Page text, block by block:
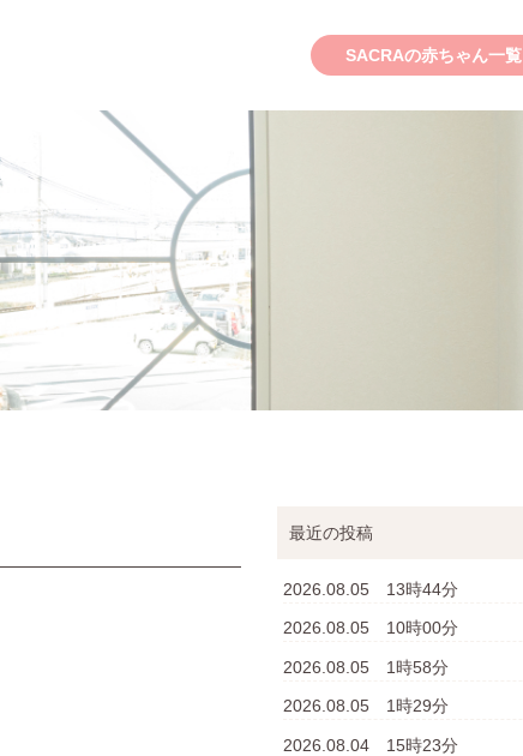
SACRAの赤ちゃん一覧
最近の投稿
2026.08.05 13時44分
2026.08.05 10時00分
2026.08.05 1時58分
2026.08.05 1時29分
2026.08.04 15時23分